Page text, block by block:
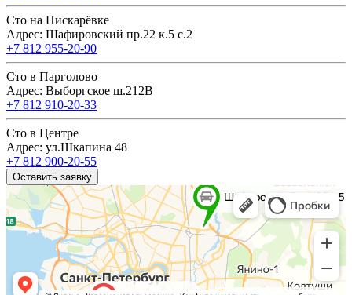
Сто на Пискарёвке
Адрес: Шафировский пр.22 к.5 с.2
+7 812 955-20-90
Сто в Парголово
Адрес: Выборгское ш.212В
+7 812 910-20-33
Сто в Центре
Адрес: ул.Шкапина 48
+7 812 900-20-55
Оставить заявку